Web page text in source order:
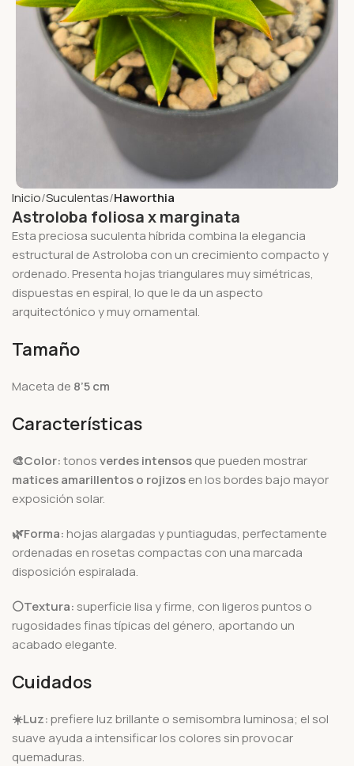
Inicio Suculentas Haworthia
Astroloba foliosa x marginata
Esta preciosa suculenta híbrida combina la elegancia
estructural de Astroloba con un crecimiento compacto y
ordenado. Presenta hojas triangulares muy simétricas,
dispuestas en espiral, lo que le da un aspecto
arquitectónico y muy ornamental.
Tamaño
Maceta de 8’5 cm
Características
🎨Color:tonosverdes intensosque pueden mostrar
matices amarillentos o rojizosen los bordes bajo mayor
exposición solar.
🌿Forma: hojas alargadas y puntiagudas, perfectamente
ordenadas en rosetas compactas con una marcada
disposición espiralada.
⚪Textura: superficie lisa y firme, con ligeros puntos o
rugosidades finas típicas del género, aportando un
acabado elegante.
Cuidados
☀️Luz:prefiere luz brillante o semisombra luminosa; el sol
suave ayuda a intensificar los colores sin provocar
quemaduras.